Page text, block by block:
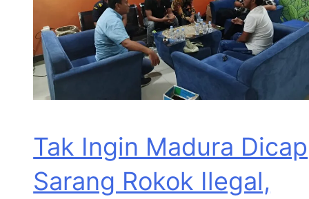
Tak Ingin Madura Dicap
Sarang Rokok Ilegal,